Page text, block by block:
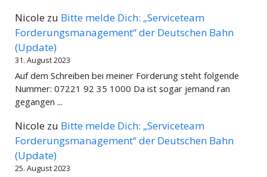
Nicole zu Bitte melde Dich: „Serviceteam
Forderungsmanagement“ der Deutschen Bahn
(Update)
31. August 2023
Auf dem Schreiben bei meiner Forderung steht folgende
Nummer: 07221 92 35 1000 Da ist sogar jemand ran
gegangen ...
Nicole zu Bitte melde Dich: „Serviceteam
Forderungsmanagement“ der Deutschen Bahn
(Update)
25. August 2023